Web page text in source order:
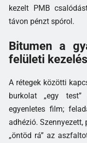
kezelt PMB
távon pénzt spórol.
Bitumen a
felületi
A rétegek közötti
burkolat „egy
egyenletes film;
adhézió.
„öntöd rá” az